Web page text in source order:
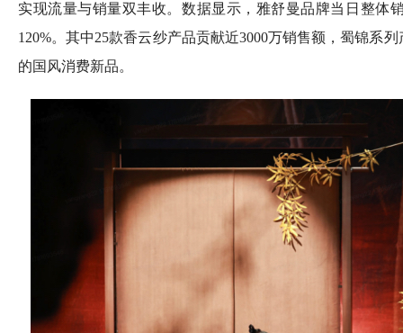
实现流量与销量双丰收。数据显示，雅舒曼品牌当日整体
120%。其中25款香云纱产品贡献近3000万销售额，蜀锦系
的国风消费新品。